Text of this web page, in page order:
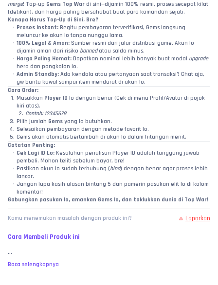
merge! Top-up Gems Top War di sini—dijamin 100% resmi, proses secepat kilat
(detikan), dan harga paling bersahabat buat para komandan sejati.
Kenapa Harus Top-Up di Sini, Bre?
Proses Instant: Begitu pembayaran terverifikasi, Gems langsung
meluncur ke akun lo tanpa nunggu lama.
100% Legal & Aman: Sumber resmi dari jalur distribusi game. Akun lo
dijamin aman dari risiko banned atau saldo minus.
Harga Paling Hemat: Dapatkan nominal lebih banyak buat modal upgrade
hero dan pangkalan lo.
Admin Standby: Ada kendala atau pertanyaan saat transaksi? Chat aja,
gw bantu kawal sampai item mendarat di akun lo.
Cara Order:
Masukkan Player ID lo dengan benar (Cek di menu Profil/Avatar di pojok
kiri atas).
Contoh: 12345678
Pilih jumlah Gems yang lo butuhkan.
Selesaikan pembayaran dengan metode favorit lo.
Gems akan otomatis bertambah di akun lo dalam hitungan menit.
Catatan Penting:
Cek Lagi ID Lo: Kesalahan penulisan Player ID adalah tanggung jawab
pembeli. Mohon teliti sebelum bayar, bre!
Pastikan akun lo sudah terhubung (bind) dengan benar agar proses lebih
lancar.
Jangan lupa kasih ulasan bintang 5 dan pamerin pasukan elit lo di kolom
komentar!
Gabungkan pasukan lo, amankan Gems lo, dan taklukkan dunia di Top War!
Kamu menemukan masalah dengan produk ini? Laporkan
Cara Membeli Produk ini
...
Baca selengkapnya